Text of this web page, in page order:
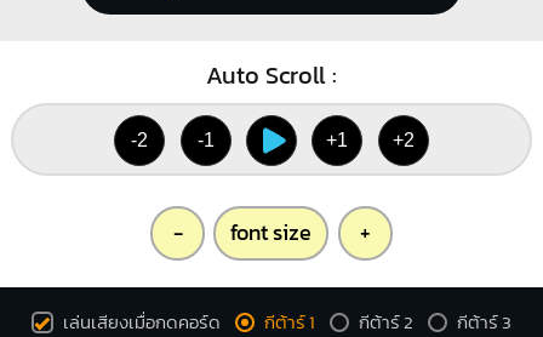
Bbm
1 1
1
3
4
Auto Scroll :
-2 -1 +1 +2
- font size +
เล่นเสียงเมื่อกดคอร์ด กีต้าร์ 1 กีต้าร์ 2 กีต้าร์ 3